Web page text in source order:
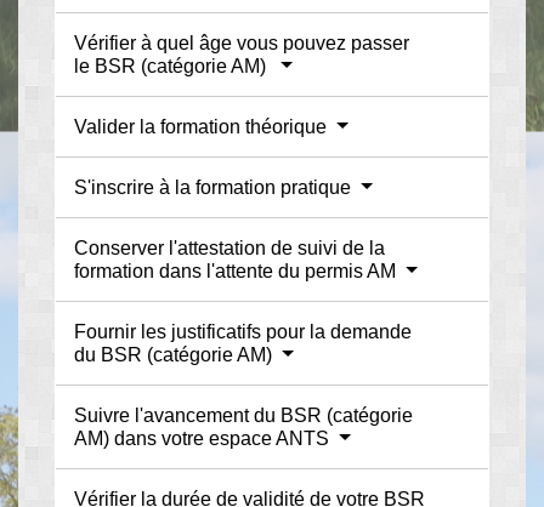
Vérifier à quel âge vous pouvez passer
le BSR (catégorie AM)
Valider la formation théorique
S'inscrire à la formation pratique
Conserver l'attestation de suivi de la
formation dans l'attente du permis AM
Fournir les justificatifs pour la demande
du BSR (catégorie AM)
Suivre l'avancement du BSR (catégorie
AM) dans votre espace ANTS
Vérifier la durée de validité de votre BSR